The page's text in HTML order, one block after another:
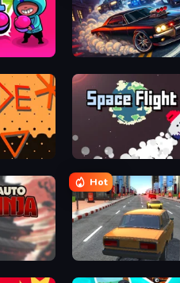
Drift King
Space Flight
Hot
City Car Racer